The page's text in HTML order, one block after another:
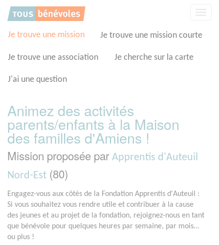
Je trouve une mission Je trouve une mission courte
Je trouve une association Je cherche sur la carte
J'ai une question
Animez des activités
parents/enfants à la Maison
des familles d'Amiens !
Mission proposée par Apprentis d'Auteuil
Nord-Est (80)
Engagez-vous aux côtés de la Fondation Apprentis d'Auteuil :
Si vous souhaitez vous rendre utile et contribuer à la cause
des jeunes et au projet de la fondation, rejoignez-nous en tant
que bénévole pour quelques heures par semaine, par mois…
ou plus !
Panneau de gestion des cookies